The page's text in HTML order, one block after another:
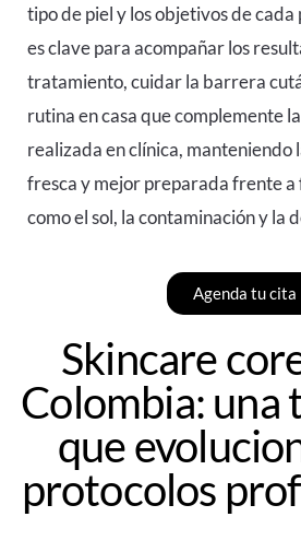
tipo de piel y los objetivos de cada
es clave para acompañar los
tratamiento, cuidar la barrera
rutina en casa que complemente
realizada en clínica, manteniendo
fresca y mejor preparada frente
como el sol, la contaminación y la
Agenda tu cita
Skincare
Colombia: una
que
protocolos